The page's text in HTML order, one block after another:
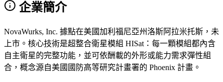
企業簡介
NovaWurks, Inc. 據點在美國加利福尼亞州洛斯阿拉米托斯，未
上市。核心技術是超整合衛星模組 HISat：每一顆模組都內含
自主衛星的完整功能，並可依酬載的外形或能力需求彈性組
合，概念源自美國國防高等研究計畫署的 Phoenix 計畫。